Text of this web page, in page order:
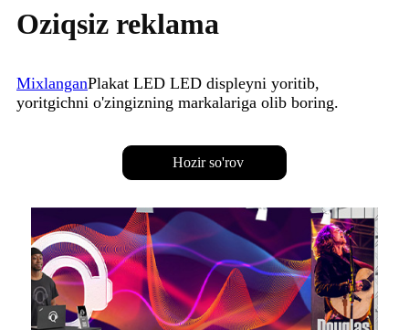
Oziqsiz reklama
MixlanganPlakat LED LED displeyni yoritib,
yoritgichni o'zingizning markalariga olib boring.
Hozir so'rov